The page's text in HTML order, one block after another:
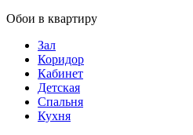
Обои в квартиру
Зал
Коридор
Кабинет
Детская
Спальня
Кухня